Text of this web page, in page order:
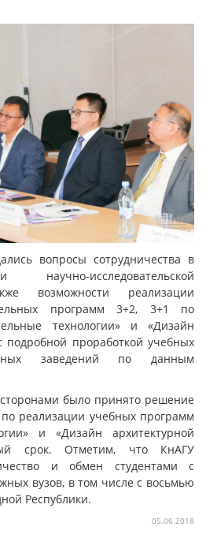
вопросы сотрудничества в
исследовательской
возможности реализации
программ 3+2, 3+1 по
технологии» и «Дизайн
подробной проработкой учебных
заведений по данным
было принято решение
реализации учебных программ
и «Дизайн архитектурной
срок. Отметим, что КнАГУ
и обмен студентами с
вузов, в том числе с восьмью
Республики.
05.06.2018